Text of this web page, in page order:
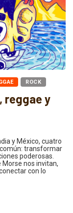
ROCK
reggae y
y México, cuatro
transformar
poderosas.
Morse nos invitan,
con lo